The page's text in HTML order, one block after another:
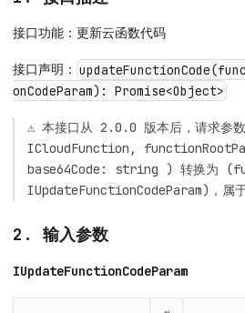
接口功能：更新云函数代码
接口声明：
onCodeParam): Promise<Object>
⚠️ 本接口从 2.0.0 版本后，请求参
ICloudFunction,
base64Code: string ) 转换为
IUpdateFunctionCodeParam)，属
2. 输入参数
IUpdateFunctionCodeParam